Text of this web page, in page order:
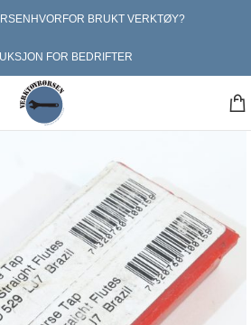
HVORFOR BRUKT VERKTØY?
FOR BEDRIFTER